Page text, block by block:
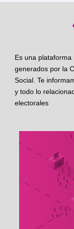
Es una
generados por la
Social. Te
y todo lo
electorales